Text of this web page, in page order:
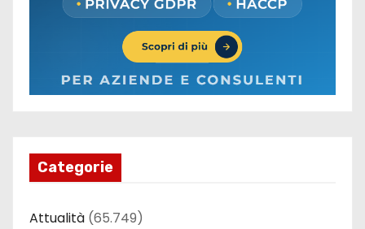
Categorie
Attualità (65.749)